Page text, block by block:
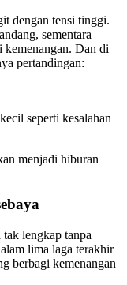
dengan tensi tinggi.
sementara
kemenangan. Dan di
pertandingan:
seperti kesalahan
menjadi hiburan
lengkap tanpa
lima laga terakhir
berbagi kemenangan